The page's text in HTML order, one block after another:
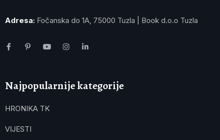
Adresa: Fočanska do 1A, 75000 Tuzla | Book d.o.o Tuzla
Najpopularnije kategorije
HRONIKA TK
VIJESTI